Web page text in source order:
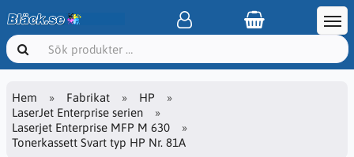
Hem Fabrikat
HP
LaserJet Enterprise serien
Laserjet Enterprise MFP M 630
Tonerkassett Svart typ HP Nr. 81A